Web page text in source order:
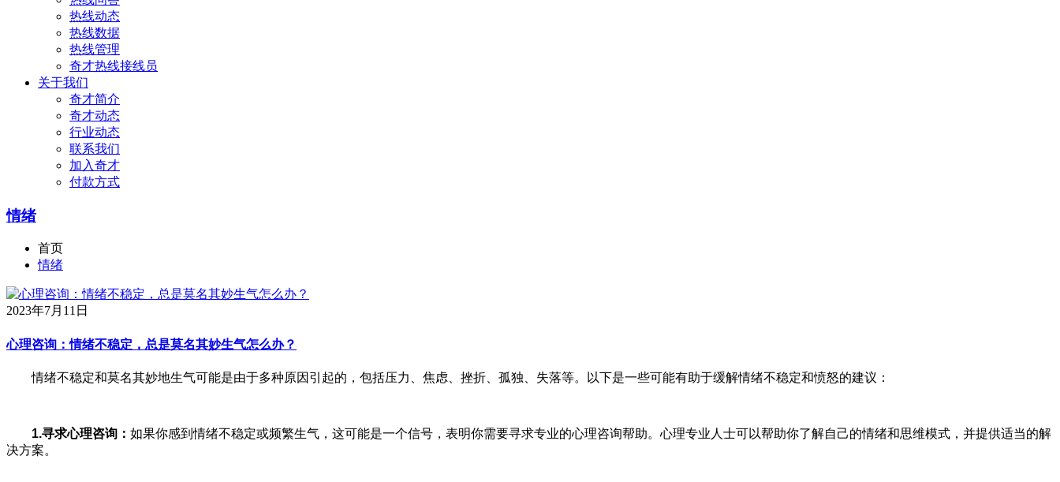
热线动态
热线数据
热线管理
奇才热线接线员
关于我们
奇才简介
奇才动态
行业动态
联系我们
加入奇才
付款方式
情绪
首页
情绪
2023年7月11日
心理咨询：情绪不稳定，总是莫名其妙生气怎么办？
情绪不稳定和莫名其妙地生气可能是由于多种原因引起的，包括压力、焦虑、挫折、孤独、失落等。以下是一些可能有助于缓解情绪不稳定和愤怒的建议：
1.寻求心理咨询： 如果你感到情绪不稳定或频繁生气，这可能是一个信号，表明你需要寻求专业的心理咨询帮助。心理专业人士可以帮助你了解自己的情绪和思维模式，并提供适当的解
决方案。